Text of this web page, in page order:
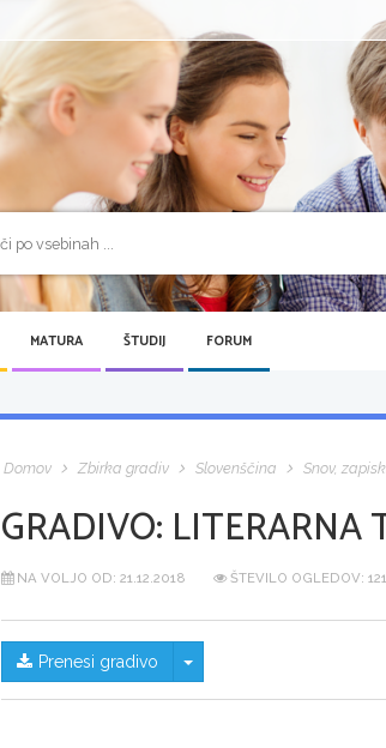
MATURA ŠTUDIJ FORUM
Domov Zbirka gradiv Slovenščina Snov,
GRADIVO: LITERARNA
NA VOLJO OD: 21.12.2018 ŠTEVILO OGLEDOV:
Prenesi gradivo Skrij/prikaži meni